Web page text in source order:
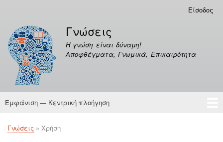
περιεχόμενο
λογαριασμού
χρήστη
Είσοδος
Γνώσεις
Η γνώση είναι δύναμη!
Αποφθέγματα, Γνωμικά, Επικαιρότητα
Κεντρική
Εμφάνιση — Κεντρική πλοήγηση
Γνώσεις
Αποφθέγματα
Breadcrumb
Γνώσεις Χρήση